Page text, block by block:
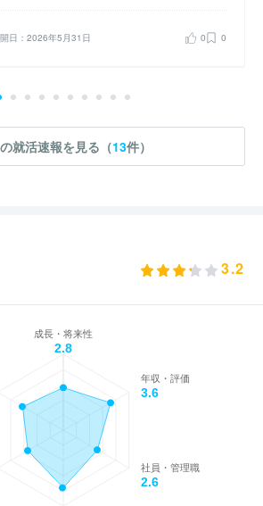
日：2026年5月31日 0 0
就活速報を見る（13件）
3.2
成長・将来性
2.8
年収・評価
3.6
社員・管理職
2.6